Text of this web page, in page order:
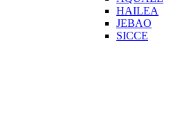
HAILEA
JEBAO
SICCE